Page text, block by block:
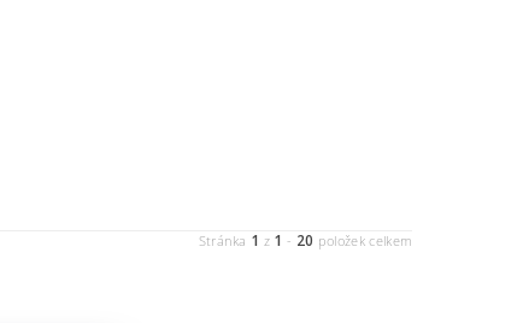
Stránka 1 z 1 - 20 položek celkem